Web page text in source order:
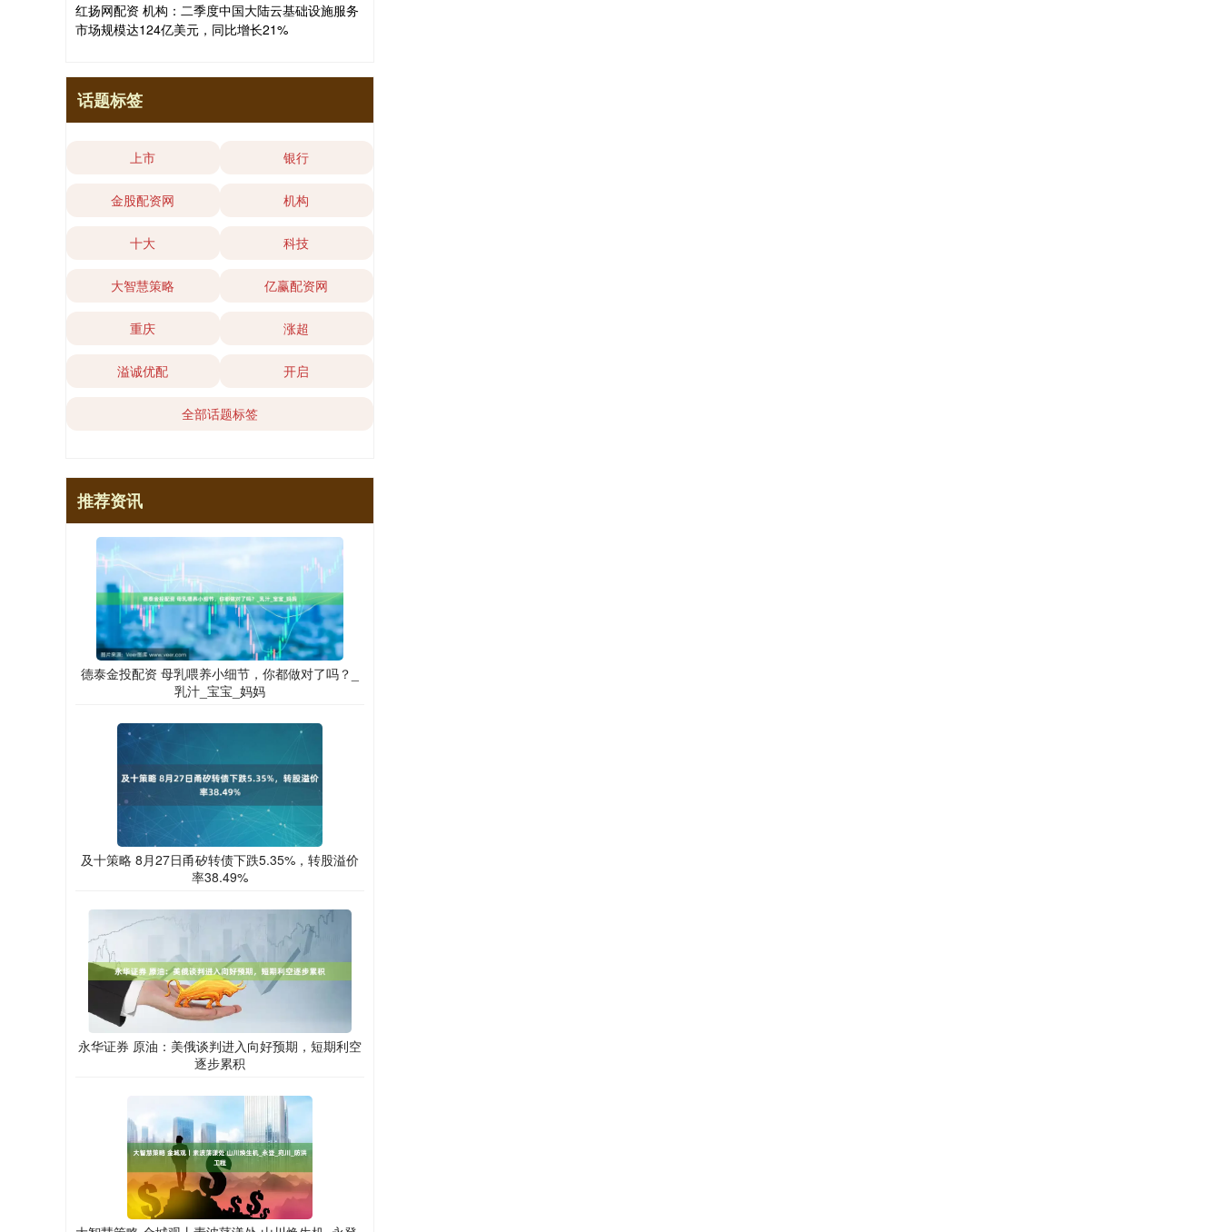
红扬网配资 机构：二季度中国大陆云基础设施服务
市场规模达124亿美元，同比增长21%
话题标签
上市 银行
金股配资网 机构
十大 科技
大智慧策略 亿赢配资网
重庆 涨超
溢诚优配 开启
全部话题标签
推荐资讯
德泰金投配资 母乳喂养小细节，你都做对了吗？_
乳汁_宝宝_妈妈
及十策略 8月27日甬矽转债下跌5.35%，转股溢价
率38.49%
永华证券 原油：美俄谈判进入向好预期，短期利空
逐步累积